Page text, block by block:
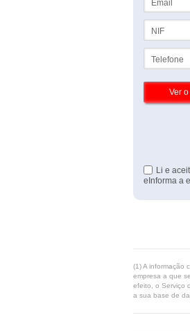
Li e
eInforma a
(1) A informação
empresa a que
efeito, o Serviço
a sua base de